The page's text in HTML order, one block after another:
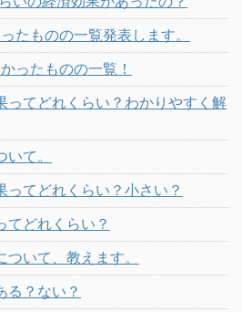
たものの一覧発表します。
ったものの一覧！
ってどれくらい？わかりやすく解
て。
てどれくらい？小さい？
てどれくらい？
いて、教えます。
る？ない？